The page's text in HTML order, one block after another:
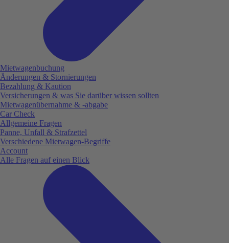
Mietwagenbuchung
Änderungen & Stornierungen
Bezahlung & Kaution
Versicherungen & was Sie darüber wissen sollten
Mietwagenübernahme & -abgabe
Car Check
Allgemeine Fragen
Panne, Unfall & Strafzettel
Verschiedene Mietwagen-Begriffe
Account
Alle Fragen auf einen Blick